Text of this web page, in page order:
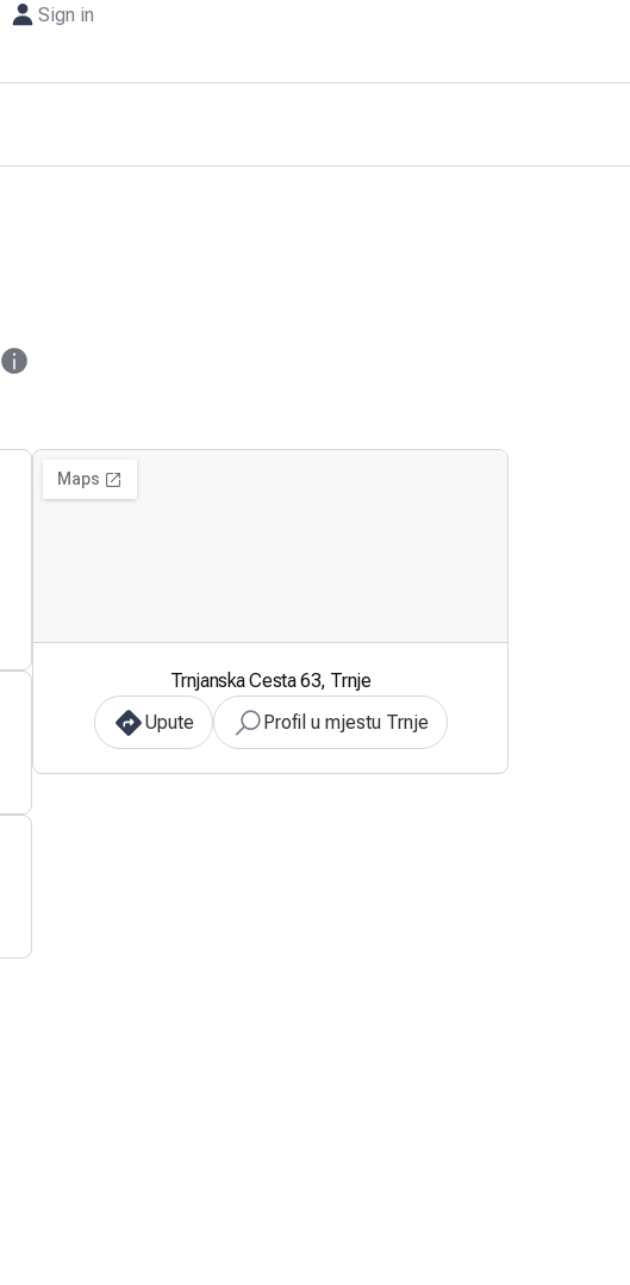
Sign in
Trnjanska Cesta 63, Trnje
Upute
Profil u mjestu Trnje